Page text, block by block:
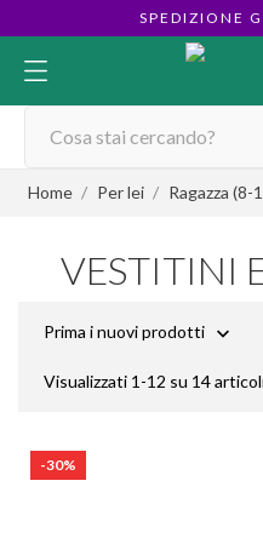
SPEDIZIONE
Home Per lei Ragazza (8-
VESTITINI
Prima i nuovi prodotti 
Visualizzati 1-12 su 14
-30%